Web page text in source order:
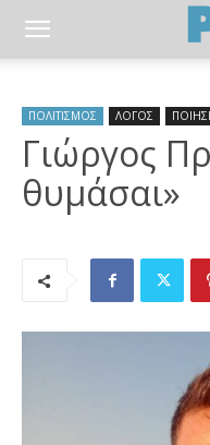
ΠΟΛΙΤΙΣΜΟΣ ΛΟΓΟΣ
Γιώργος
θυμάσαι»